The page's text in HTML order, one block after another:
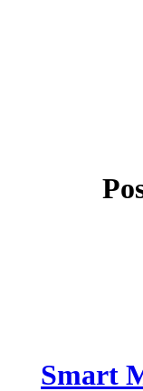
Smart